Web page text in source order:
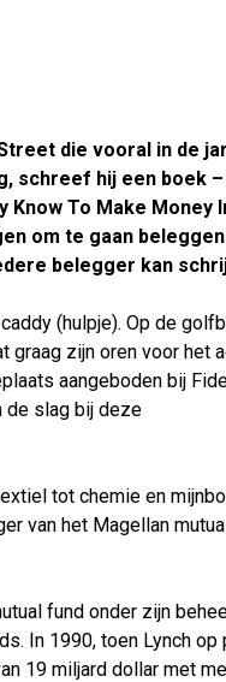
die vooral in de
schreef hij een boek –
Know To Make Money
om te gaan
belegger kan
(hulpje). Op de
graag zijn oren voor het
aangeboden bij
de slag bij deze
tot chemie en
van het Magellan
fund onder zijn
In 1990, toen Lynch op
19 miljard dollar met